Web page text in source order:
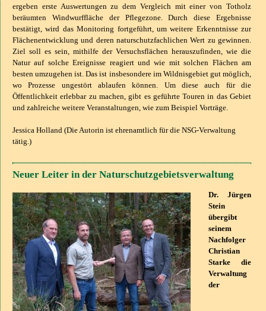
ergeben erste Auswertungen zu dem Vergleich mit einer von Totholz
beräumten Windwurffläche der Pflegezone. Durch diese Ergebnisse
bestätigt, wird das Monitoring fortgeführt, um weitere Erkenntnisse zur
Flächenentwicklung und deren naturschutzfachlichen Wert zu gewinnen.
Ziel soll es sein, mithilfe der Versuchsflächen herauszufinden, wie die
Natur auf solche Ereignisse reagiert und wie mit solchen Flächen am
besten umzugehen ist. Das ist insbesondere im Wildnisgebiet gut möglich,
wo Prozesse ungestört ablaufen können. Um diese auch für die
Öffentlichkeit erlebbar zu machen, gibt es geführte Touren in das Gebiet
und zahlreiche weitere Veranstaltungen, wie zum Beispiel Vorträge.
Jessica Holland (Die Autorin ist ehrenamtlich für die NSG-Verwaltung
tätig.)
Neuer Leiter in der Naturschutzgebietsverwaltung
Dr. Jürgen
Stein
übergibt
seinem
Nachfolger
Christian
Starke die
Verwaltung
der